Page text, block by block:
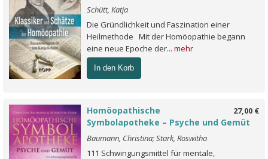
Schütt, Katja
Die Gründlichkeit und Faszination einer
Heilmethode Mit der Homöopathie begann
eine neue Epoche der... mehr
In den Korb
27,00 €
Homöopathische
Symbolapotheke – Psyche und Gemüt
Baumann, Christina; Stark, Roswitha
111 Schwingungsmittel für mentale,